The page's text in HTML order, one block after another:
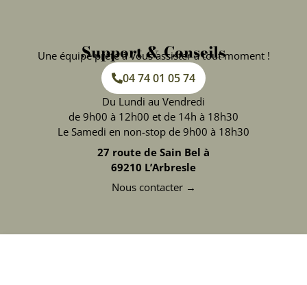
Support & Conseils
Une équipe prête à vous assister à tout moment !
04 74 01 05 74
Du Lundi au Vendredi
de 9h00 à 12h00 et de 14h à 18h30
Le Samedi en non-stop de 9h00 à 18h30
27 route de Sain Bel à
69210 L’Arbresle
Nous contacter →